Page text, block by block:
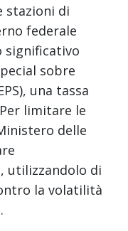
stazioni di
federale
significativo
sobre
una tassa
limitare le
delle
utilizzandolo di
la volatilità